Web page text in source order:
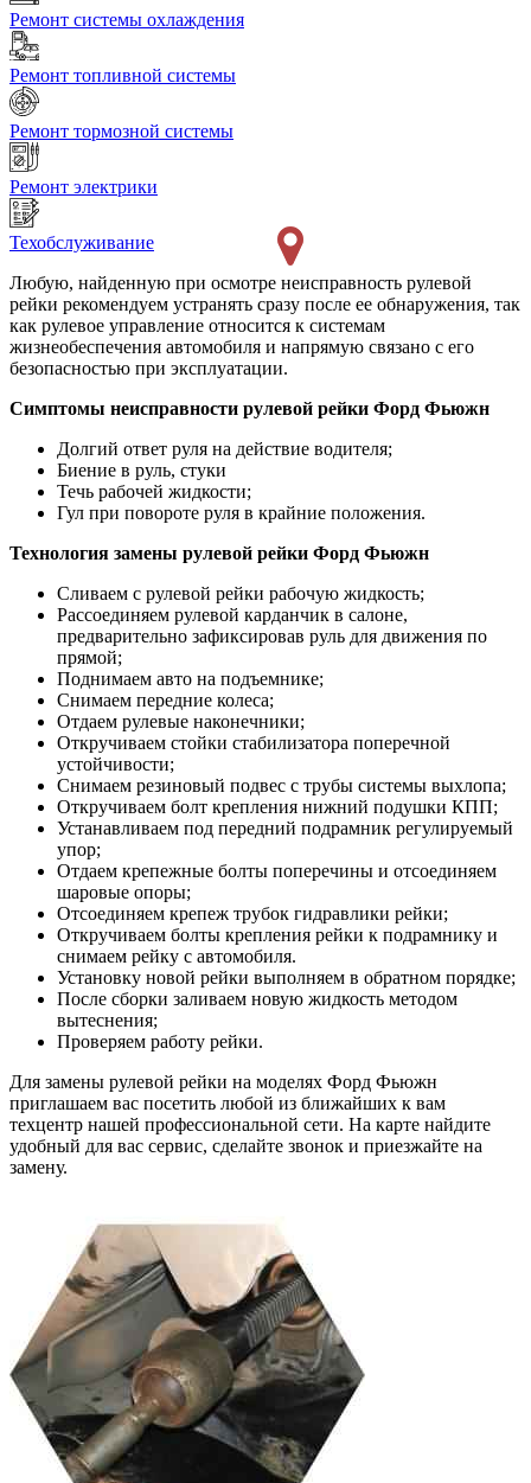
Ремонт системы охлаждения
Ремонт топливной системы
Ремонт тормозной системы
Ремонт электрики
Техобслуживание
Любую, найденную при осмотре неисправность рулевой
рейки рекомендуем устранять сразу после ее обнаружения, так
как рулевое управление относится к системам
жизнеобеспечения автомобиля и напрямую связано с его
безопасностью при эксплуатации.
Симптомы неисправности рулевой рейки Форд Фьюжн
Долгий ответ руля на действие водителя;
Биение в руль, стуки
Течь рабочей жидкости;
Гул при повороте руля в крайние положения.
Технология замены рулевой рейки Форд Фьюжн
Сливаем с рулевой рейки рабочую жидкость;
Рассоединяем рулевой карданчик в салоне,
предварительно зафиксировав руль для движения по
прямой;
Поднимаем авто на подъемнике;
Снимаем передние колеса;
Отдаем рулевые наконечники;
Откручиваем стойки стабилизатора поперечной
устойчивости;
Снимаем резиновый подвес с трубы системы выхлопа;
Откручиваем болт крепления нижний подушки КПП;
Устанавливаем под передний подрамник регулируемый
упор;
Отдаем крепежные болты поперечины и отсоединяем
шаровые опоры;
Отсоединяем крепеж трубок гидравлики рейки;
Откручиваем болты крепления рейки к подрамнику и
снимаем рейку с автомобиля.
Установку новой рейки выполняем в обратном порядке;
После сборки заливаем новую жидкость методом
вытеснения;
Проверяем работу рейки.
Для замены рулевой рейки на моделях Форд Фьюжн
приглашаем вас посетить любой из ближайших к вам
техцентр нашей профессиональной сети. На карте найдите
удобный для вас сервис, сделайте звонок и приезжайте на
замену.